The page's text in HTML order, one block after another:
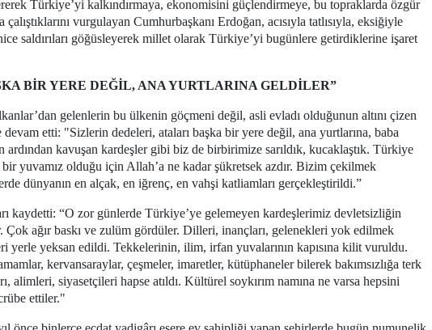
Türkiye’yi kalkındırmaya, ekonomisini güçlendirmeye, bu topraklarda özgür
vurgulayan Cumhurbaşkanı Erdoğan, acısıyla tatlısıyla, eksiğiyle
saldırıları göğüsleyerek millet olarak Türkiye’yi bugünlere getirdiklerine işaret
BİR YERE DEĞİL, ANA YURTLARINA GELDİLER”
gelenlerin bu ülkenin göçmeni değil, asli evladı olduğunun altını çizen
etti: "Sizlerin dedeleri, ataları başka bir yere değil, ana yurtlarına, baba
ardından kavuşan kardeşler gibi biz de birbirimize sarıldık, kucaklaştık. Türkiye
yuvamız olduğu için Allah’a ne kadar şükretsek azdır. Bizim çekilmek
dünyanın en alçak, en iğrenç, en vahşi katliamları gerçekleştirildi.”
kaydetti: “O zor günlerde Türkiye’ye gelemeyen kardeşlerimiz devletsizliğin
Çok ağır baskı ve zulüm gördüler. Dilleri, inançları, gelenekleri yok edilmek
yerle yeksan edildi. Tekkelerinin, ilim, irfan yuvalarının kapısına kilit vuruldu.
kervansaraylar, çeşmeler, imaretler, kütüphaneler bilerek bakımsızlığa terk
alimleri, siyasetçileri hapse atıldı. Kültürel soykırım namına ne varsa hepsini
ettiler."